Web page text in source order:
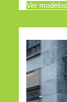
Ver modelos